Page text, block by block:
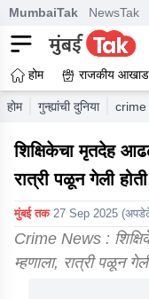
MumbaiTak NewsTak
होम राजकीय
होम गुन्ह्यांची दुनिया
शिक्षिकेचा मृतदेह
रात्री पळून गेली
मुंबई तक 27 Sep 2025
Crime News :
म्हणाला, रात्री पळून